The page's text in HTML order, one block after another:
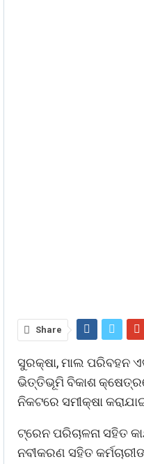
Share
ସୁରକ୍ଷା, ମାଲ ପରିବହନ
ଭିତ୍ତିଭୂମି ବିକାଶ
ନିକଟରେ ସମୀକ୍ଷା
ଟ୍ରେନ ପରିଚାଳନା ସହିତ
ନବୀକରଣ ସହିତ